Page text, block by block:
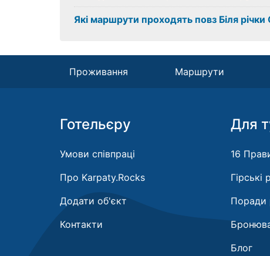
Які маршрути проходять повз Біля річки
Проживання Маршрути
Готельєру
Умови співпраці
Про Karpaty.Rocks
Додати об'єкт
Контакти
Для
16
Гірські
Поради
Блог